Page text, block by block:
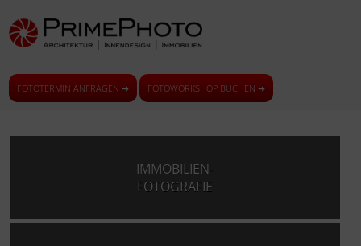
FOTOTERMIN ANFRAGEN ➜ FOTOWORKSHOP BUCHEN ➜
IMMOBILIEN-
FOTOGRAFIE